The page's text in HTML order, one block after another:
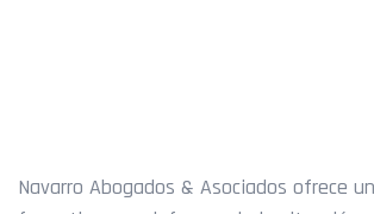
Navarro Abogados & Asociados ofrece